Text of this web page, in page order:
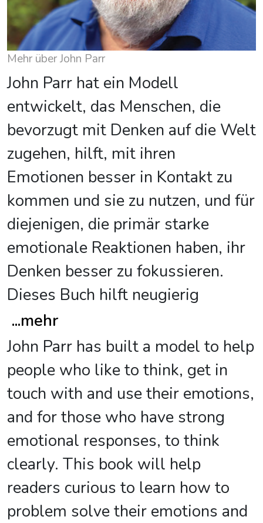
Mehr über John Parr
John Parr hat ein Modell
entwickelt, das Menschen, die
bevorzugt mit Denken auf die Welt
zugehen, hilft, mit ihren
Emotionen besser in Kontakt zu
kommen und sie zu nutzen, und für
diejenigen, die primär starke
emotionale Reaktionen haben, ihr
Denken besser zu fokussieren.
Dieses Buch hilft neugierig
...mehr
John Parr has built a model to help
people who like to think, get in
touch with and use their emotions,
and for those who have strong
emotional responses, to think
clearly. This book will help
readers curious to learn how to
problem solve their emotions and